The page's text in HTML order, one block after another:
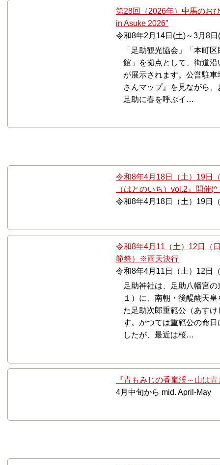
第28回（2026年）中馬のお
in Asuke 2026"
令和8年2月14日(土)～3月8
「足助観光協会」「本町
館」を拠点として、街道
が展示されます。公営駐
さんマップ』を見ながら
足助に春を呼ぶイ…
令和8年4月18日（土）19日
（はとのいち）vol.2』開催
令和8年4月18日（土）19日
令和8年4月11（土）12日（
範祭）※雨天決行
令和8年4月11日（土）12日
足助神社は、足助八幡宮
１）に、南朝・後醍醐天
た足助次郎重範公（あす
す。かつては重範公の命
したが、最近は桜…
『青もみじの香嵐渓～山は
4月中旬から mid. April-May